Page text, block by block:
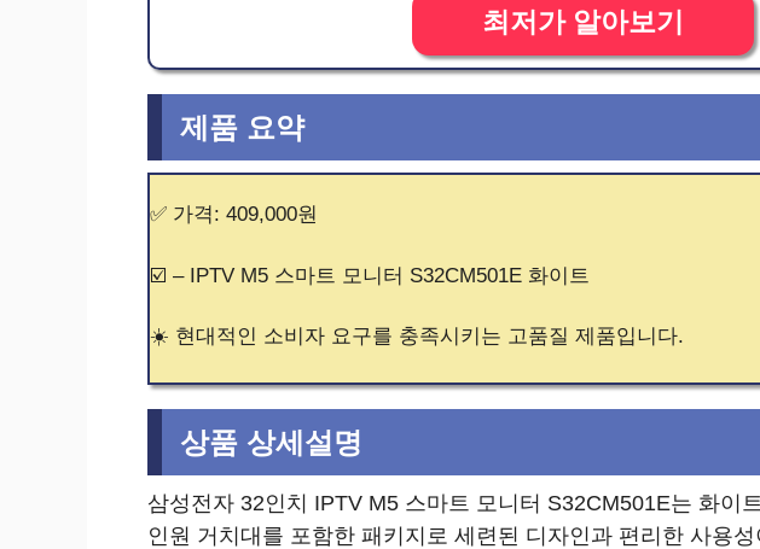
최저가 알아보기
제품 요약
✅ 가격: 409,000원
☑️ – IPTV M5 스마트 모니터 S32CM501E 화이트
☀️ 현대적인 소비자 요구를 충족시키는 고품질 제품입니다.
상품 상세설명
삼성전자 32인치 IPTV M5 스마트 모니터 S32CM501E는 화이
인원 거치대를 포함한 패키지로 세련된 디자인과 편리한 사용